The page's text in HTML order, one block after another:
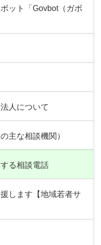
ット「Govbot（ガボ
人について
主な相談機関）
る相談電話
します【地域若者サ